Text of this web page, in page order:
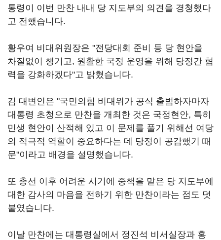
통령이 이번 만찬 내내 당 지도부의 의견을 경청했다
고 전했습니다.
황우여 비대위원장은 "전당대회 준비 등 당 현안을
차질없이 챙기고, 원활한 국정 운영을 위해 당정간 협
력을 강화하겠다"고 밝혔습니다.
김 대변인은 "국민의힘 비대위가 공식 출범하자마자
대통령 초청으로 만찬을 개최한 것은 국정현안, 특히
민생 현안이 산적해 있고 이 문제를 풀기 위해선 여당
의 적극적 역할이 중요하다는 데 당정이 공감했기 때
문"이라고 배경을 설명했습니다.
또 총선 이후 어려운 시기에 중책을 맡은 당 지도부에
대한 감사의 마음을 전하기 위한 만찬이라는 점도 덧
붙였습니다.
이날 만찬에는 대통령실에서 정진석 비서실장과 홍